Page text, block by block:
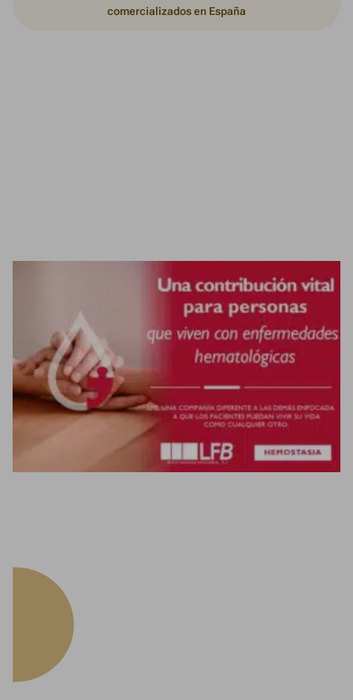
comercializados en España